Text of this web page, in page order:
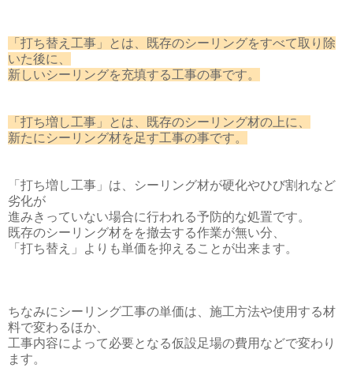
「打ち替え工事」とは、既存のシーリングをすべて取り除
いた後に、
新しいシーリングを充填する工事の事です。
「打ち増し工事」とは、既存のシーリング材の上に、
新たにシーリング材を足す工事の事です。
「打ち増し工事」は、シーリング材が硬化やひび割れなど
劣化が
進みきっていない場合に行われる予防的な処置です。
既存のシーリング材をを撤去する作業が無い分、
「打ち替え」よりも単価を抑えることが出来ます。
ちなみにシーリング工事の単価は、施工方法や使用する材
料で変わるほか、
工事内容によって必要となる仮設足場の費用などで変わり
ます。